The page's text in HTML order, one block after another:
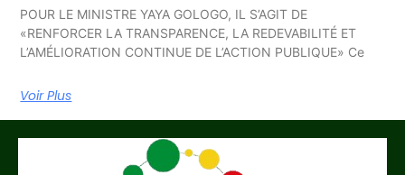
POUR LE MINISTRE YAYA GOLOGO, IL S’AGIT DE
«RENFORCER LA TRANSPARENCE, LA REDEVABILITÉ ET
L’AMÉLIORATION CONTINUE DE L’ACTION PUBLIQUE» Ce
Voir Plus